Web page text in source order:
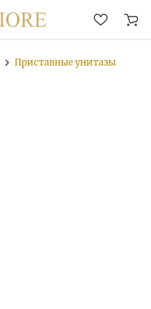
Приставные унитазы